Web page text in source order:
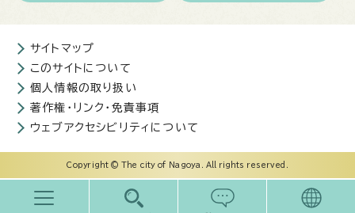
サイトマップ
このサイトについて
個人情報の取り扱い
著作権・リンク・免責事項
ウェブアクセシビリティについて
Copyright © The city of Nagoya. All rights reserved.